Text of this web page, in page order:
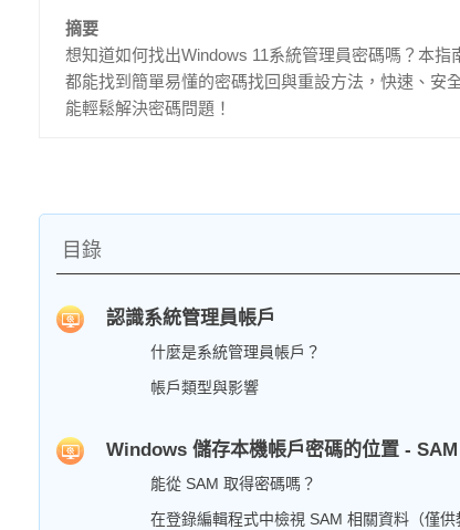
摘要
想知道如何找出Windows 11系統管理員密碼嗎？本
都能找到簡單易懂的密碼找回與重設方法，快速、安
能輕鬆解決密碼問題！
目錄
認識系統管理員帳戶
什麼是系統管理員帳戶？
帳戶類型與影響
Windows 儲存本機帳戶密碼的位置 -
能從 SAM 取得密碼嗎？
在登錄編輯程式中檢視 SAM 相關資料（僅供